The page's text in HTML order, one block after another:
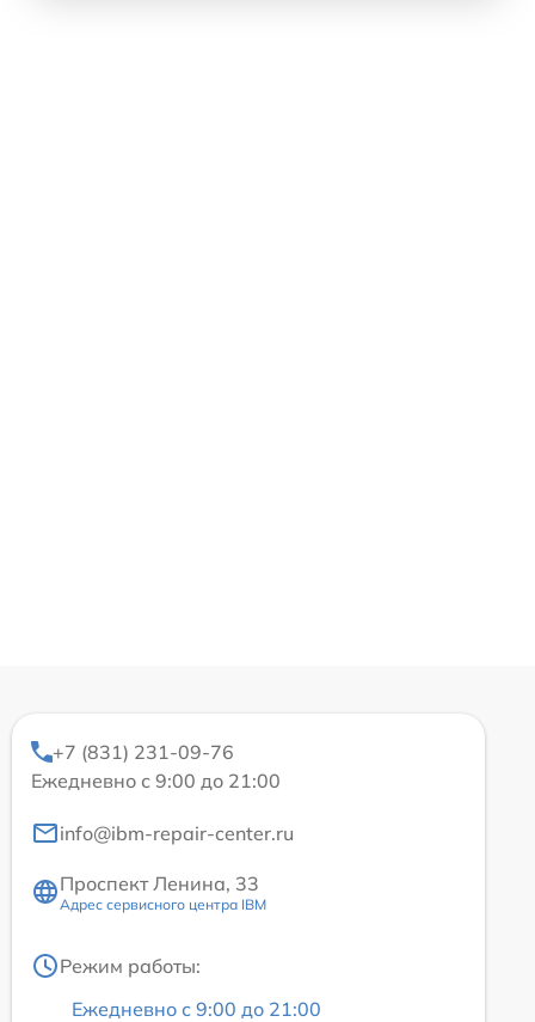
+7 (831) 231-09-76
Ежедневно с 9:00 до 21:00
info@ibm-repair-center.ru
Проспект Ленина, 33
Адрес сервисного центра IBM
Режим работы:
Ежедневно с 9:00 до 21:00